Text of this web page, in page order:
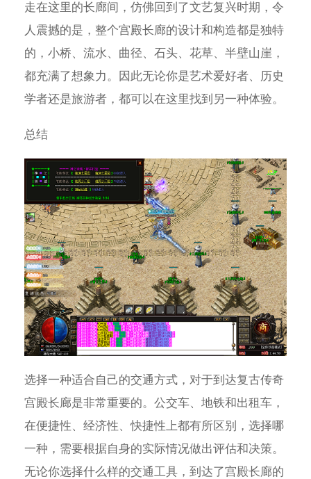
走在这里的长廊间，仿佛回到了文艺复兴时期，令
人震撼的是，整个宫殿长廊的设计和构造都是独特
的，小桥、流水、曲径、石头、花草、半壁山崖，
都充满了想象力。因此无论你是艺术爱好者、历史
学者还是旅游者，都可以在这里找到另一种体验。
总结
选择一种适合自己的交通方式，对于到达复古传奇
宫殿长廊是非常重要的。公交车、地铁和出租车，
在便捷性、经济性、快捷性上都有所区别，选择哪
一种，需要根据自身的实际情况做出评估和决策。
无论你选择什么样的交通工具，到达了宫殿长廊的